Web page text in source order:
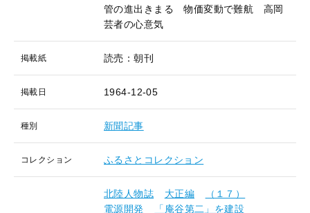
管の進出きまる 物価変動で難航 高岡
芸者の心意気
掲載紙 読売：朝刊
掲載日 1964-12-05
種別 新聞記事
コレクション ふるさとコレクション
北陸人物誌 大正編
（１７）
電源開発
「庵谷第二」を建設